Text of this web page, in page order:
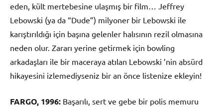
eden, kült mertebesine ulaşmış bir film… Jeffrey
Lebowski (ya da “Dude”) milyoner bir Lebowski ile
karıştırıldığı için başına gelenler halısının rezil olmasına
neden olur. Zararı yerine getirmek için bowling
arkadaşları ile bir maceraya atılan Lebowski ’nin absürd
hikayesini izlemediyseniz bir an önce listenize ekleyin!
FARGO, 1996: Başarılı, sert ve gebe bir polis memuru